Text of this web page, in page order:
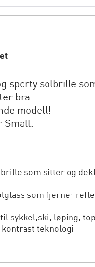
sporty solbrille
bra
modell!
Small.
som sitter og
som fjerner
sykkel,ski, løping,
kontrast teknologi